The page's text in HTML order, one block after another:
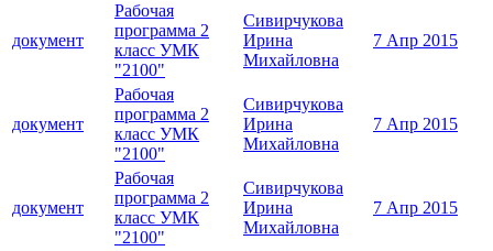
документ
Рабочая
программа 2
класс УМК
"2100"
Сивирчукова
Ирина
Михайловна
7 Апр 2015
документ
Рабочая
программа 2
класс УМК
"2100"
Сивирчукова
Ирина
Михайловна
7 Апр 2015
документ
Рабочая
программа 2
класс УМК
"2100"
Сивирчукова
Ирина
Михайловна
7 Апр 2015